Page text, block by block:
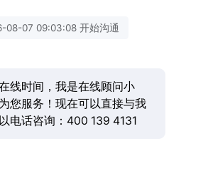
08-07 09:03:08 开始沟通
线时间，我是在线顾问小
您服务！现在可以直接与我
电话咨询：400 139 4131